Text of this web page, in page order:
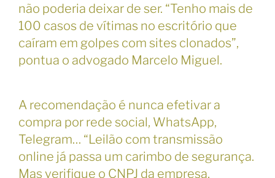
não poderia deixar de ser. “Tenho mais de
100 casos de vítimas no escritório que
caíram em golpes com sites clonados”,
pontua o advogado Marcelo Miguel.
A recomendação é nunca efetivar a
compra por rede social, WhatsApp,
Telegram… “Leilão com transmissão
online já passa um carimbo de segurança.
Mas verifique o CNPJ da empresa,